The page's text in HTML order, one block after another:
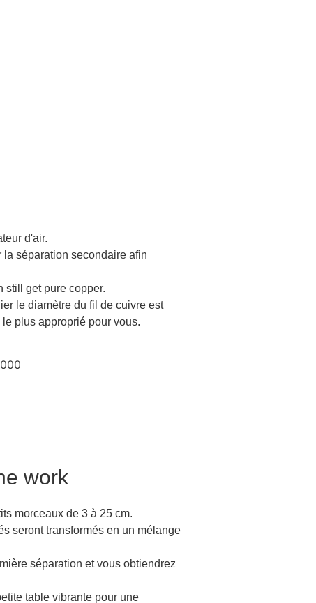
d'air.
séparation secondaire afin
still get pure copper.
le diamètre du fil de cuivre est
le plus approprié pour vous.
work
morceaux de 3 à 25 cm.
seront transformés en un mélange
séparation et vous obtiendrez
table vibrante pour une